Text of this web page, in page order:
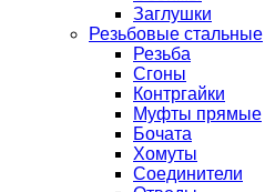
Заглушки
Резьбовые стальные
Резьба
Сгоны
Контргайки
Муфты прямые
Бочата
Хомуты
Соединители